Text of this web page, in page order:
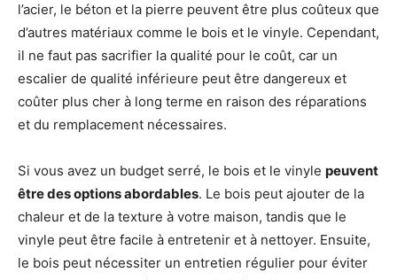
l’acier, le béton et la pierre peuvent être plus coûteux que
d’autres matériaux comme le bois et le vinyle. Cependant,
il ne faut pas sacrifier la qualité pour le coût, car un
escalier de qualité inférieure peut être dangereux et
coûter plus cher à long terme en raison des réparations
et du remplacement nécessaires.
Si vous avez un budget serré, le bois et le vinyle peuvent
être des options abordables. Le bois peut ajouter de la
chaleur et de la texture à votre maison, tandis que le
vinyle peut être facile à entretenir et à nettoyer. Ensuite,
le bois peut nécessiter un entretien régulier pour éviter